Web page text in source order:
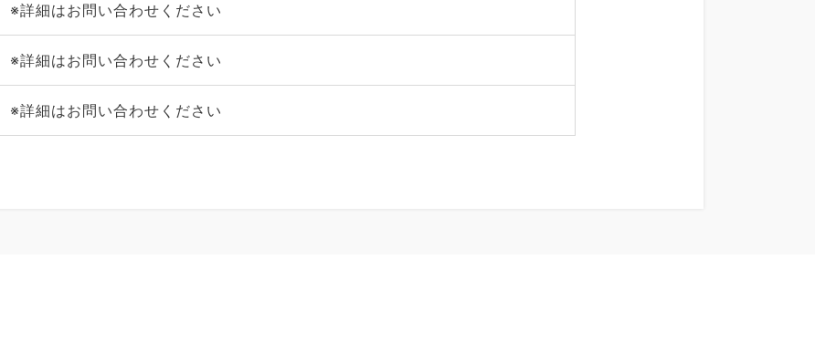
※詳細はお問い合わせください
※詳細はお問い合わせください
※詳細はお問い合わせください